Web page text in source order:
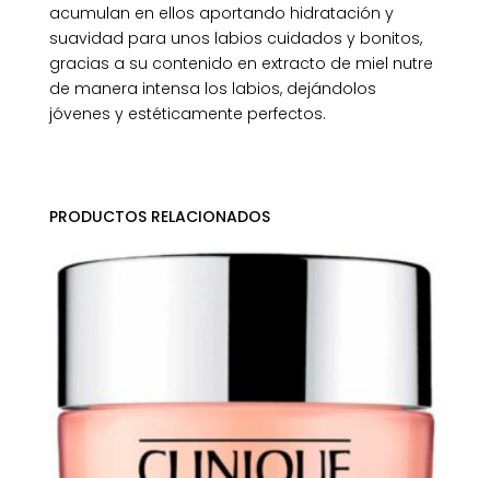
acumulan en ellos aportando hidratación y
suavidad para unos labios cuidados y bonitos,
gracias a su contenido en extracto de miel nutre
de manera intensa los labios, dejándolos
jóvenes y estéticamente perfectos.
PRODUCTOS RELACIONADOS